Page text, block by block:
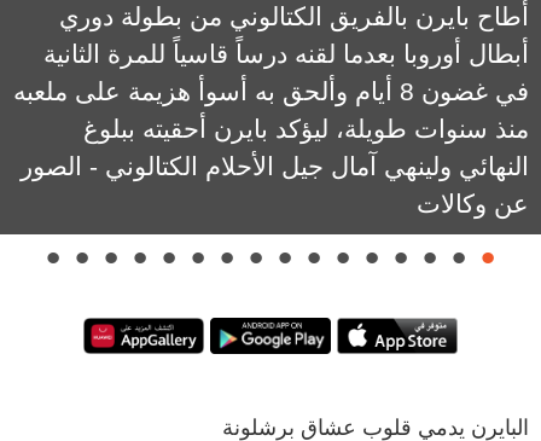
أطاح بايرن بالفريق الكتالوني من بطولة دوري
أبطال أوروبا بعدما لقنه درساً قاسياً للمرة الثانية
في غضون 8 أيام وألحق به أسوأ هزيمة على ملعبه
منذ سنوات طويلة، ليؤكد بايرن أحقيته ببلوغ
النهائي ولينهي آمال جيل الأحلام الكتالوني - الصور
عن وكالات
البايرن يدمي قلوب عشاق برشلونة